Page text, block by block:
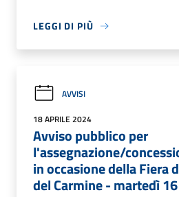
LEGGI DI PIÙ
AVVISI
18 APRILE 2024
Avviso pubblico per
l'assegnazione/
in occasione della Fiera
del Carmine - martedì